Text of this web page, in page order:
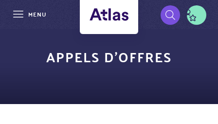
MENU
Pré-
navigation
APPELS D'OFFRES